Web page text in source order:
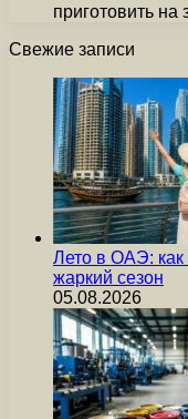
приготовить
Свежие записи
Лето в ОАЭ: как
жаркий сезон
05.08.2026